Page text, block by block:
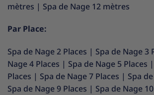
mètres | Spa de Nage 12 mètres
Par Place:
Spa de Nage 2 Places | Spa de Nage 3
Nage 4 Places | Spa de Nage 5 Places |
Places | Spa de Nage 7 Places | Spa
Spa de Nage 9 Places | Spa de Nage